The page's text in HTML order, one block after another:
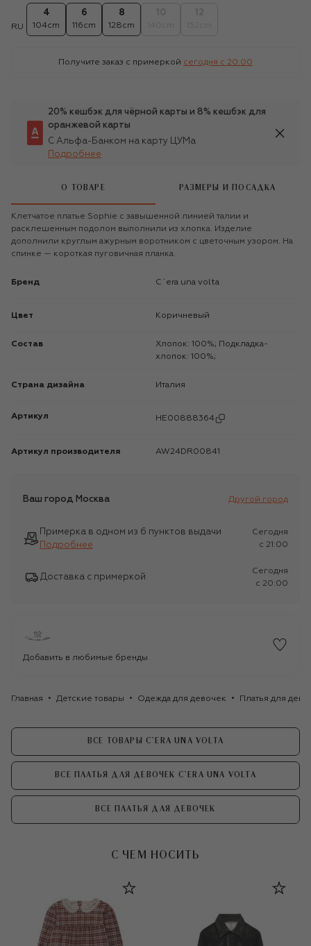
RU
4
104cm
6
116cm
8
128cm
Получите заказ с примеркой сегодня c 20:00
20% кешбэк для чёрной карты и 8% кешбэк для
оранжевой карты
С Альфа-Банком на карту ЦУМа
Подробнее
О ТОВАРЕ РАЗМЕРЫ И ПОСАДКА
Клетчатое платье Sophie с завышенной линией талии и
расклешенным подолом выполнили из хлопка. Изделие
дополнили круглым ажурным воротником с цветочным узором. На
спинке — короткая пуговичная планка.
Бренд C`era una volta
Цвет Коричневый
Состав
Хлопок: 100%; Подкладка-
хлопок: 100%;
Страна дизайна Италия
Артикул HE00888364
Артикул производителя AW24DR00841
Ваш город Москва Другой город
Примерка в одном из 6 пунктов выдачи
Подробнее
Сегодня
c 21:00
Доставка с примеркой
Сегодня
c 20:00
Добавить в любимые бренды
Главная Детские товары Одежда для девочек Платья для
ВСЕ ТОВАРЫ C`ERA UNA VOLTA
ВСЕ ПЛАТЬЯ ДЛЯ ДЕВОЧЕК C`ERA UNA VOLTA
ВСЕ ПЛАТЬЯ ДЛЯ ДЕВОЧЕК
С ЧЕМ НОСИТЬ